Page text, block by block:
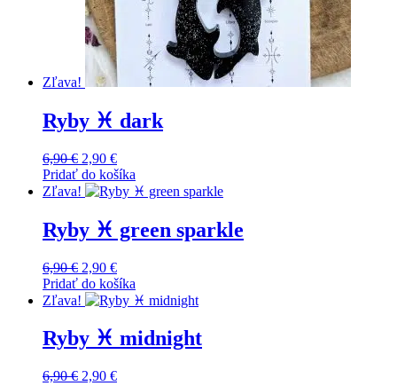
Zľava!
Ryby ♓️ dark
6,90€ Original
price
was:
2,90 €Current
price
is:
Pridať do košíka
Zľava!
Ryby ♓️ green sparkle
6,90€ Original
price
was:
2,90 €Current
price
is:
Pridať do košíka
Zľava!
Ryby ♓️ midnight
6,90€ Original
2,90 €Current